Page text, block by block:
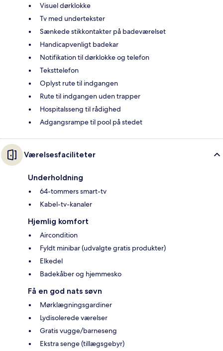
Visuel dørklokke
Tv med undertekster
Sænkede stikkontakter på badeværelset
Handicapvenligt badekar
Notifikation til dørklokke og telefon
Teksttelefon
Oplyst rute til indgangen
Rute til indgangen uden trapper
Hospitalsseng til rådighed
Adgangsrampe til pool på stedet
Værelsesfaciliteter
Underholdning
64-tommers smart-tv
Kabel-tv-kanaler
Hjemlig komfort
Aircondition
Fyldt minibar (udvalgte gratis produkter)
Elkedel
Badekåber og hjemmesko
Få en god nats søvn
Mørklægningsgardiner
Lydisolerede værelser
Gratis vugge/barneseng
Ekstra senge (tillægsgebyr)